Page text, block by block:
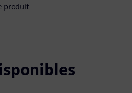
produit